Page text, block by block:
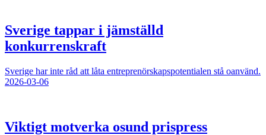
Sverige tappar i jämställd
konkurrenskraft
Sverige har inte råd att låta entreprenörskapspotentialen stå oanvänd.
2026-03-06
Viktigt motverka osund prispress